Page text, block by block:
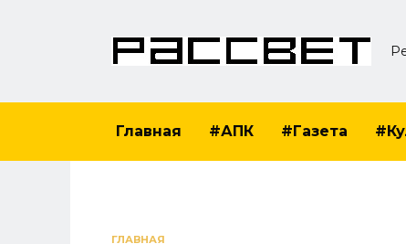
Главная #АПК #Газета
ГЛАВНАЯ